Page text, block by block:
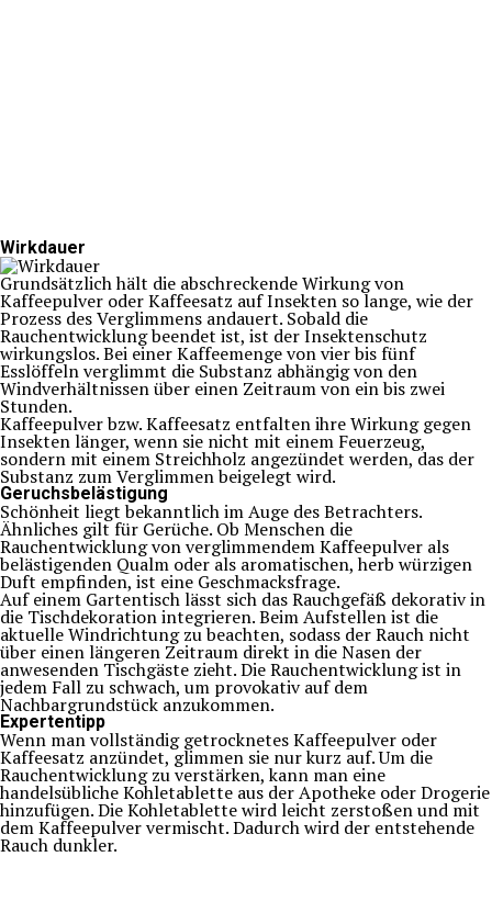
Wirkdauer
Grundsätzlich hält die abschreckende Wirkung von
Kaffeepulver oder Kaffeesatz auf Insekten so lange, wie der
Prozess des Verglimmens andauert. Sobald die
Rauchentwicklung beendet ist, ist der Insektenschutz
wirkungslos. Bei einer Kaffeemenge von vier bis fünf
Esslöffeln verglimmt die Substanz abhängig von den
Windverhältnissen über einen Zeitraum von ein bis zwei
Stunden.
Kaffeepulver bzw. Kaffeesatz entfalten ihre Wirkung gegen
Insekten länger, wenn sie nicht mit einem Feuerzeug,
sondern mit einem Streichholz angezündet werden, das der
Substanz zum Verglimmen beigelegt wird.
Geruchsbelästigung
Schönheit liegt bekanntlich im Auge des Betrachters.
Ähnliches gilt für Gerüche. Ob Menschen die
Rauchentwicklung von verglimmendem Kaffeepulver als
belästigenden Qualm oder als aromatischen, herb würzigen
Duft empfinden, ist eine Geschmacksfrage.
Auf einem Gartentisch lässt sich das Rauchgefäß dekorativ in
die Tischdekoration integrieren. Beim Aufstellen ist die
aktuelle Windrichtung zu beachten, sodass der Rauch nicht
über einen längeren Zeitraum direkt in die Nasen der
anwesenden Tischgäste zieht. Die Rauchentwicklung ist in
jedem Fall zu schwach, um provokativ auf dem
Nachbargrundstück anzukommen.
Expertentipp
Wenn man vollständig getrocknetes Kaffeepulver oder
Kaffeesatz anzündet, glimmen sie nur kurz auf. Um die
Rauchentwicklung zu verstärken, kann man eine
handelsübliche Kohletablette aus der Apotheke oder Drogerie
hinzufügen. Die Kohletablette wird leicht zerstoßen und mit
dem Kaffeepulver vermischt. Dadurch wird der entstehende
Rauch dunkler.